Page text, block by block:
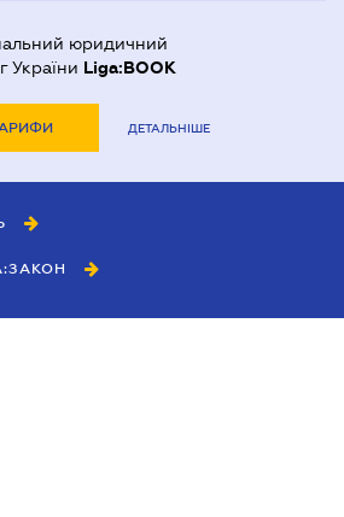
юридичний
України Liga:BOOK
ДЕТАЛЬНІШЕ